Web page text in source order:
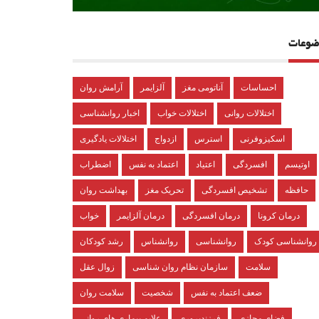
آرامش روان آلزایمر آناتومی مغز احساسات
اخبار روانشناسی اختلالات خواب اختلالات روانی
اختلالات یادگیری ازدواج استرس اسکیزوفرنی
اضطراب اعتماد به نفس اعتیاد افسردگی اوتیسم
بهداشت روان تحریک مغز تشخیص افسردگی حافظه
خواب درمان آلزایمر درمان افسردگی درمان کرونا
رشد کودکان روانشناس روانشناسی روانشناسی کودک
زوال عقل سازمان نظام روان شناسی سلامت
سلامت روان شخصیت ضعف اعتماد به نفس